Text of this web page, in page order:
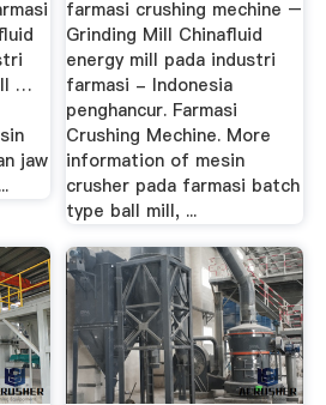
…
jaw
farmasi crushing mechine –
Grinding Mill Chinafluid
energy mill pada industri
farmasi - Indonesia
penghancur. Farmasi
Crushing Mechine. More
information of mesin
crusher pada farmasi batch
type ball mill, ...